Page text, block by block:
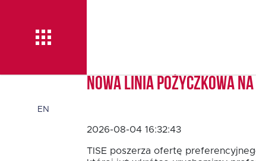
O TISE
EN
Nowa linia pożyczkowa
2026-08-04 16:32:43
TISE poszerza ofertę